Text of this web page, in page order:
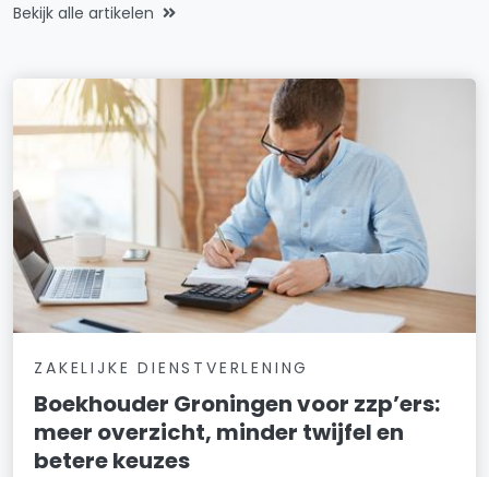
Bekijk alle artikelen
ZAKELIJKE DIENSTVERLENING
Boekhouder Groningen voor zzp’ers:
meer overzicht, minder twijfel en
betere keuzes